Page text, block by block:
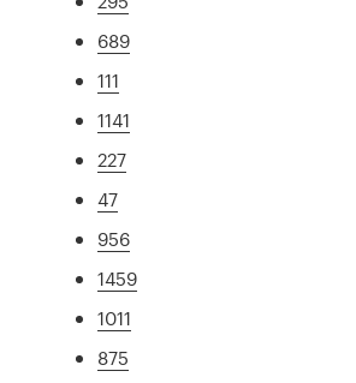
689
111
1141
227
47
956
1459
1011
875